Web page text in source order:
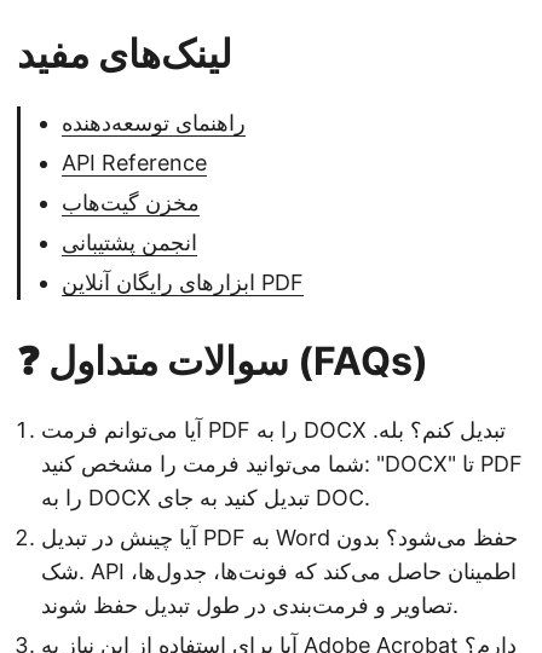
لینک‌های مفید
راهنمای توسعه‌دهنده
API Reference
مخزن گیت‌هاب
انجمن پشتیبانی
ابزارهای رایگان آنلاین PDF
❓ سوالات متداول (FAQs)
آیا می‌توانم فرمت PDF را به DOCX تبدیل کنم؟ بله.
شما می‌توانید فرمت را مشخص کنید: "DOCX" تا PDF
را به DOCX تبدیل کنید به جای DOC.
آیا چینش در تبدیل PDF به Word حفظ می‌شود؟ بدون
شک. API اطمینان حاصل می‌کند که فونت‌ها، جدول‌ها،
تصاویر و فرمت‌بندی در طول تبدیل حفظ شوند.
آیا برای استفاده از این نیاز به Adobe Acrobat دارم؟